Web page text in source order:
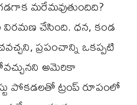
మరేమవుతుందిది?
చేసింది. ధన, కండ
ప్రపంచాన్ని ఒకప్పటి
అమెరికా
పోకడలతో ట్రంప్‌ రూపంలో